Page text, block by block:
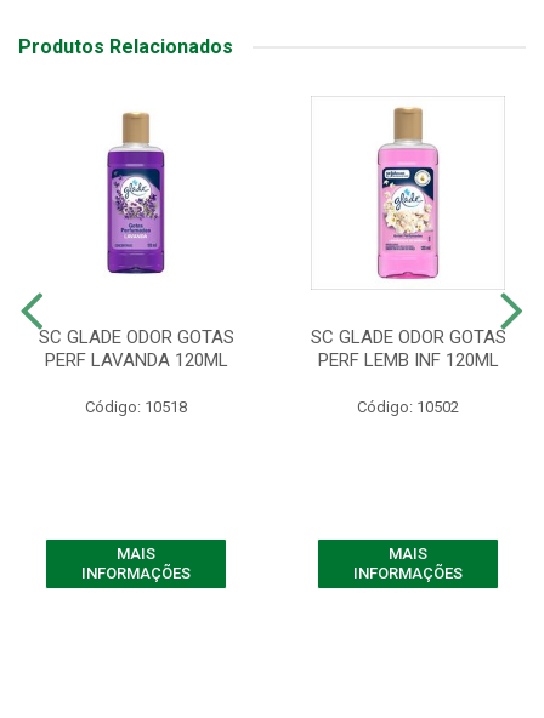
Produtos Relacionados
SC GLADE ODOR GOTAS
PERF LAVANDA 120ML
Código: 10518
MAIS
INFORMAÇÕES
SC GLADE ODOR GOTAS
PERF LEMB INF 120ML
Código: 10502
MAIS
INFORMAÇÕES